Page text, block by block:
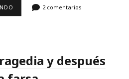
PLANETA.
2 comentarios
y después